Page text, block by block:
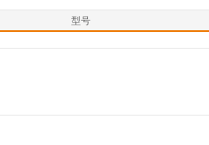
型号